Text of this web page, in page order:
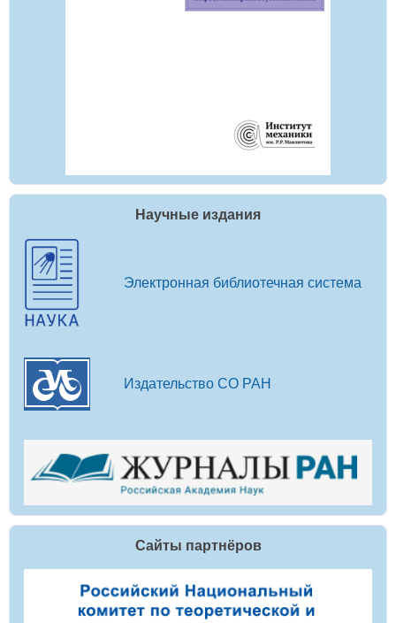
Научные издания
Электронная библиотечная система
Издательство СО РАН
Сайты партнёров